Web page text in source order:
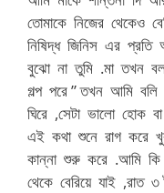
তোমাকে নিজের থেকেও
নিষিদ্ধ জিনিস এর
বুঝো না তুমি .মা তখন
গল্প পরে ” তখন আমি
ঘিরে ,সেটা ভালো হোক
এই কথা শুনে রাগ করে
কান্না শুরু করে .আমি কি
থেকে বেরিয়ে যাই ,রাত